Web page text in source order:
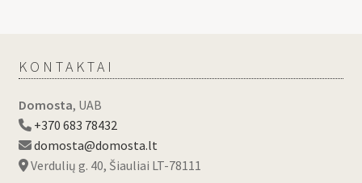
KONTAKTAI
Domosta, UAB
+370 683 78432
domosta@domosta.lt
Verdulių g. 40, Šiauliai LT-78111